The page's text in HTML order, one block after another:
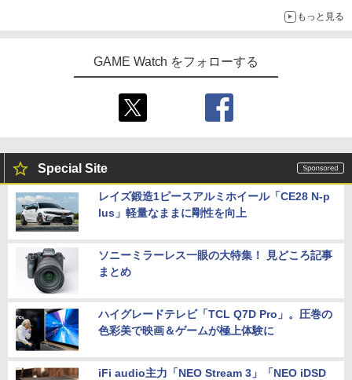
【Amazon.co.jp限定】劇場版モノノ怪
第三章 蛇神 (オリジナル特典:オリジナル
しイラストボード付) [DVD]
￥8,800
スプラトゥーン レイダース ワイヤレス
ーラー 無線 連射 連射ホールド 連射機能
背面ボタン 充電 スプラレイダース スプ
￥8,980
【中古】PS5ソフト 蒼き雷霆 ガンヴォル
ト トライアングル エディション [通常
1年10月】【ECセンター】保証期間1ヶ
月【ランクB】
￥24,980
【楽天ブックス限定先着特典】「超かぐ
ースター) [ 夏吉ゆうこ ]
もっと見る
GAME Watch をフォローする
Special Site
レイズ鍛造1ピースアルミホイール「CE28 N-p
lus」軽量なままに剛性を向上
ソニーミラーレス一眼の大特集！ 見どころ記事
まとめ
ハイグレードテレビ「TCL Q7D Pro」。圧巻の
色彩美で映画＆ゲームが極上体験に
iFi audio主力「NEO Stream 3」「NEO iDSD